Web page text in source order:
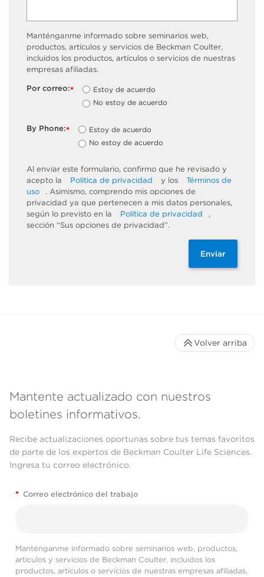
Manténganme informado sobre seminarios web,
productos, artículos y servicios de Beckman Coulter,
incluidos los productos, artículos o servicios de nuestras
empresas afiliadas.
*
Por correo:
Estoy de acuerdo
No estoy de acuerdo
*
By Phone:
Estoy de acuerdo
No estoy de acuerdo
Al enviar este formulario, confirmo que he revisado y
acepto la
Política de privacidad y los
Términos de
uso
. Asimismo, comprendo mis opciones de
privacidad ya que pertenecen a mis datos personales,
según lo previsto en la
Política de privacidad
,
sección “Sus opciones de privacidad”.
Enviar
Mantente actualizado con nuestros
boletines informativos.
Recibe actualizaciones oportunas sobre tus temas favoritos
de parte de los expertos de Beckman Coulter Life Sciences.
Ingresa tu correo electrónico.
* Correo electrónico del trabajo
Manténganme informado sobre seminarios web, productos,
artículos y servicios de Beckman Coulter, incluidos los
productos, artículos o servicios de nuestras empresas afiliadas.
Volver arriba